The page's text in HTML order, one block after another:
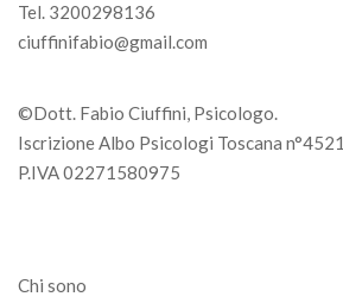
Tel. 3200298136
ciuffinifabio@gmail.com
©Dott. Fabio Ciuffini, Psicologo.
Iscrizione Albo Psicologi Toscana n°4521
P.IVA 02271580975
Chi sono